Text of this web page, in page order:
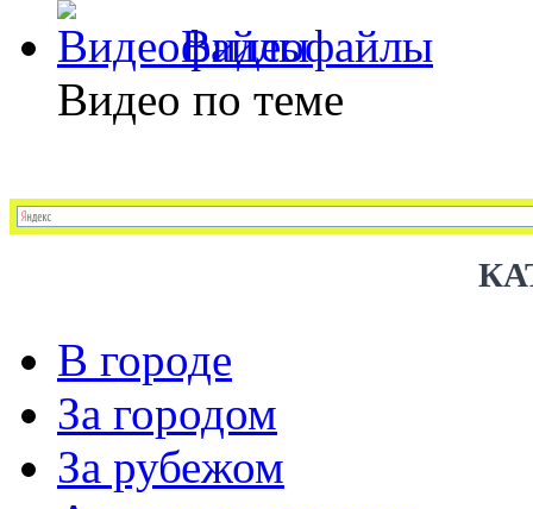
Видеофайлы
Видео по теме
В городе
За городом
За рубежом